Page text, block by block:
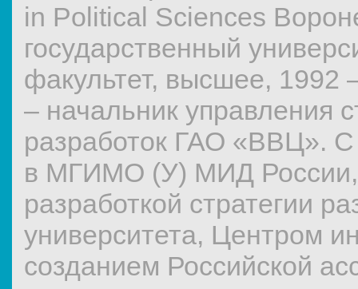
in Political Sciences
государственный
факультет, высшее, 1992
– начальник управления
разработок ГАО «ВВЦ». С
в МГИМО (У) МИД России,
разработкой стратегии
университета, Центром
созданием Российской